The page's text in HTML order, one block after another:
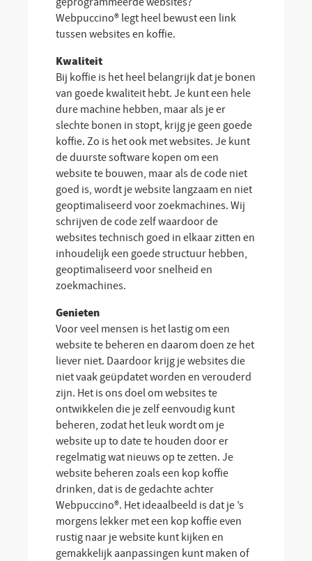
Webpuccino® legt heel bewust een link
tussen websites en koffie.
Kwaliteit
Bij koffie is het heel belangrijk dat je bonen
van goede kwaliteit hebt. Je kunt een hele
dure machine hebben, maar als je er
slechte bonen in stopt, krijg je geen goede
koffie. Zo is het ook met websites. Je kunt
de duurste software kopen om een
website te bouwen, maar als de code niet
goed is, wordt je website langzaam en niet
geoptimaliseerd voor zoekmachines. Wij
schrijven de code zelf waardoor de
websites technisch goed in elkaar zitten en
inhoudelijk een goede structuur hebben,
geoptimaliseerd voor snelheid en
zoekmachines.
Genieten
Voor veel mensen is het lastig om een
website te beheren en daarom doen ze het
liever niet. Daardoor krijg je websites die
niet vaak geüpdatet worden en verouderd
zijn. Het is ons doel om websites te
ontwikkelen die je zelf eenvoudig kunt
beheren, zodat het leuk wordt om je
website up to date te houden door er
regelmatig wat nieuws op te zetten. Je
website beheren zoals een kop koffie
drinken, dat is de gedachte achter
Webpuccino®. Het ideaalbeeld is dat je ’s
morgens lekker met een kop koffie even
rustig naar je website kunt kijken en
gemakkelijk aanpassingen kunt maken of